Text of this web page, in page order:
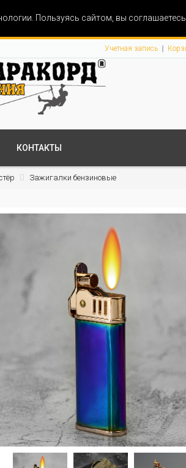
Пользуясь сайтом, вы
Учетная запись
КОНТАКТЫ
Зажигалки бензиновые